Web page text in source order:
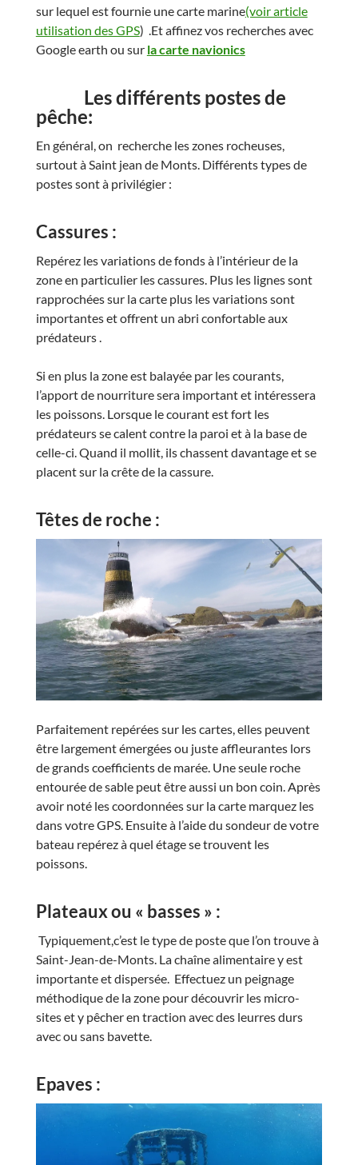
sur lequel est fournie une carte marine(voir article
utilisation des GPS) .Et affinez vos recherches avec
Google earth ou sur la carte navionics
Les différents postes de
pêche:
En général, on recherche les zones rocheuses,
surtout à Saint jean de Monts. Différents types de
postes sont à privilégier :
Cassures :
Repérez les variations de fonds à l’intérieur de la
zone en particulier les cassures. Plus les lignes sont
rapprochées sur la carte plus les variations sont
importantes et offrent un abri confortable aux
prédateurs .
Si en plus la zone est balayée par les courants,
l’apport de nourriture sera important et intéressera
les poissons. Lorsque le courant est fort les
prédateurs se calent contre la paroi et à la base de
celle-ci. Quand il mollit, ils chassent davantage et se
placent sur la crête de la cassure.
Têtes de roche :
Parfaitement repérées sur les cartes, elles peuvent
être largement émergées ou juste affleurantes lors
de grands coefficients de marée. Une seule roche
entourée de sable peut être aussi un bon coin. Après
avoir noté les coordonnées sur la carte marquez les
dans votre GPS. Ensuite à l’aide du sondeur de votre
bateau repérez à quel étage se trouvent les
poissons.
Plateaux ou « basses » :
Typiquement,c’est le type de poste que l’on trouve à
Saint-Jean-de-Monts. La chaîne alimentaire y est
importante et dispersée. Effectuez un peignage
méthodique de la zone pour découvrir les micro-
sites et y pêcher en traction avec des leurres durs
avec ou sans bavette.
Epaves :